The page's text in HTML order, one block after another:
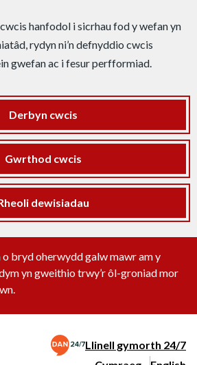
hanfodol i sicrhau fod y wefan yn
rydyn ni’n defnyddio cwcis
gwefan ac i fesur perfformiad.
Derbyn cwcis
Gwrthod cwcis
dewisiadau
pwysig
o bryd oherwydd galw mawr am y
yn gweithio trwy’r ôl-groniad mor
Llinell gymorth 24/7